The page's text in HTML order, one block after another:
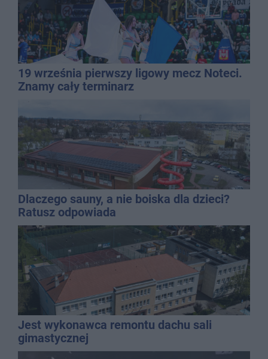
19 września pierwszy ligowy mecz Noteci.
Znamy cały terminarz
Dlaczego sauny, a nie boiska dla dzieci?
Ratusz odpowiada
Jest wykonawca remontu dachu sali
gimastycznej